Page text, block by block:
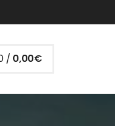
/ 0,00€